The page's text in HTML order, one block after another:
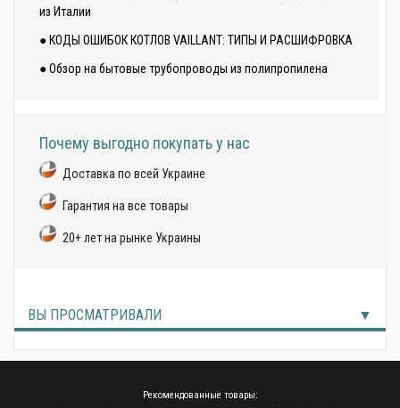
из Италии
● КОДЫ ОШИБОК КОТЛОВ VAILLANT: ТИПЫ И РАСШИФРОВКА
● Обзор на бытовые трубопроводы из полипропилена
Почему выгодно покупать у нас
Доставка по всей Украине
Гарантия на все товары
20+ лет на рынке Украины
ВЫ ПРОСМАТРИВАЛИ
Рекомендованные товары: